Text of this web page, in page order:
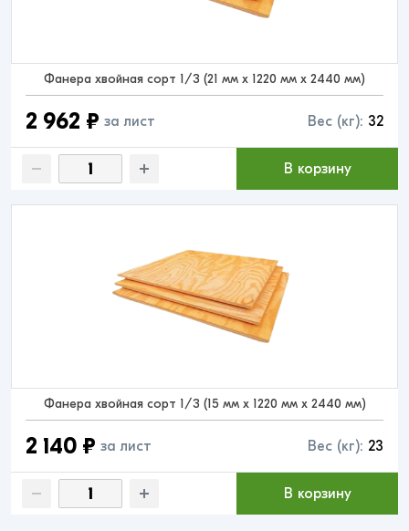
Фанера хвойная сорт 1/3 (21 мм x 1220 мм x 2440 мм)
2 962 ₽ за лист Вес (кг): 32
В корзину
Фанера хвойная сорт 1/3 (15 мм x 1220 мм x 2440 мм)
2 140 ₽ за лист Вес (кг): 23
В корзину